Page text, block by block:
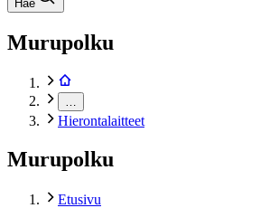
Hae
Murupolku
Hierontalaitteet
Murupolku
Etusivu